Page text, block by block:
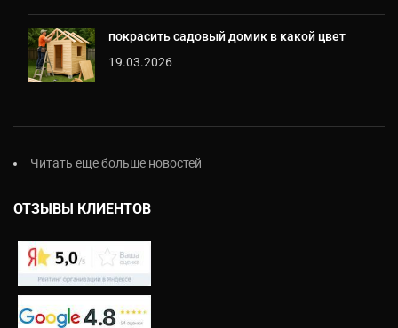
покрасить садовый домик в какой цвет
19.03.2026
Читать еще больше новостей
ОТЗЫВЫ КЛИЕНТОВ